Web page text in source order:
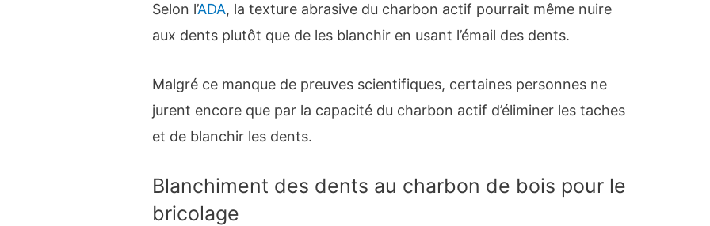
Selon l’ADA, la texture abrasive du charbon actif pourrait même nuire
aux dents plutôt que de les blanchir en usant l’émail des dents.
Malgré ce manque de preuves scientifiques, certaines personnes ne
jurent encore que par la capacité du charbon actif d’éliminer les taches
et de blanchir les dents.
Blanchiment des dents au charbon de bois pour le
bricolage